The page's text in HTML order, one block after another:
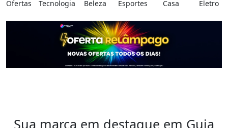
Ofertas Tecnologia Beleza Esportes Casa Eletro
Sua marca em destaque em Guia